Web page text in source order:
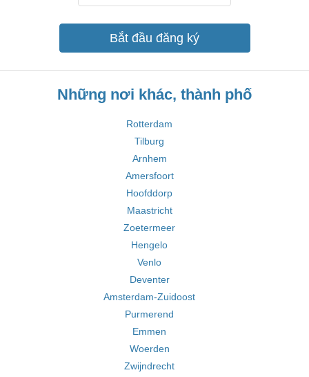
Bắt đầu đăng ký
Những nơi khác, thành phố
Rotterdam
Tilburg
Arnhem
Amersfoort
Hoofddorp
Maastricht
Zoetermeer
Hengelo
Venlo
Deventer
Amsterdam-Zuidoost
Purmerend
Emmen
Woerden
Zwijndrecht